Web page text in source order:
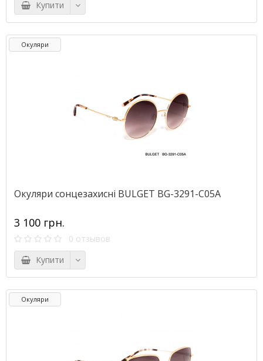
Купити
Окуляри
Окуляри сонцезахисні BULGET BG-3291-C05A
3 100 грн.
0 отзывов
Купити
Окуляри